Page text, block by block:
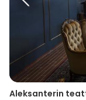
Aleksanterin